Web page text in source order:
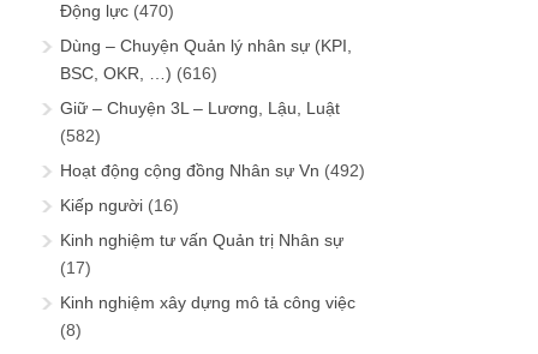
Động lực (470)
Dùng – Chuyện Quản lý nhân sự (KPI,
BSC, OKR, …) (616)
Giữ – Chuyện 3L – Lương, Lậu, Luật
(582)
Hoạt động cộng đồng Nhân sự Vn (492)
Kiếp người (16)
Kinh nghiệm tư vấn Quản trị Nhân sự
(17)
Kinh nghiệm xây dựng mô tả công việc
(8)